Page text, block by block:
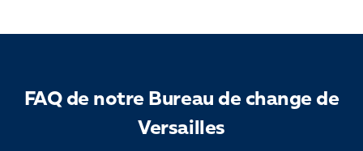
FAQ de notre Bureau de change de
Versailles